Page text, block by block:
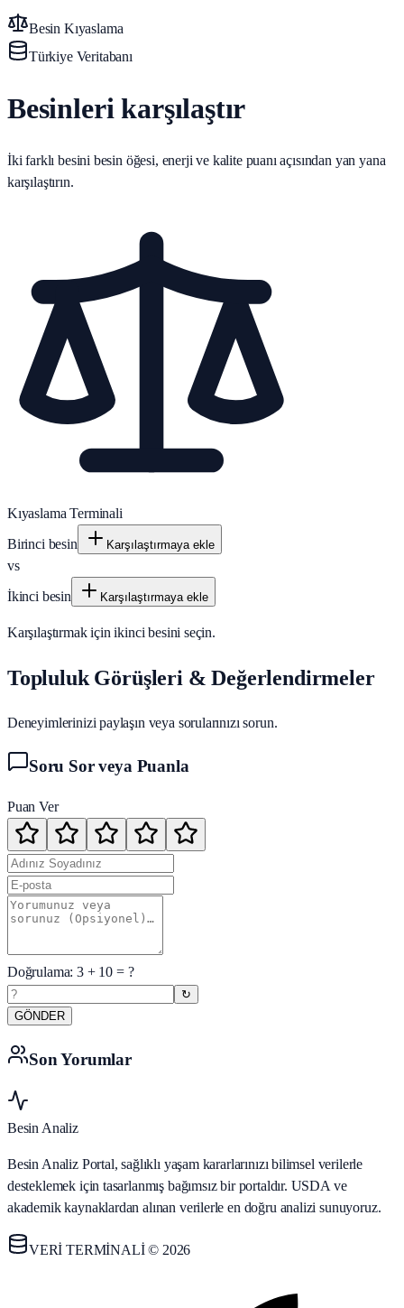
Besin Kıyaslama
Türkiye Veritabanı
Besinleri karşılaştır
İki farklı besini besin öğesi, enerji ve kalite puanı açısından yan yana
karşılaştırın.
Kıyaslama Terminali
Birinci besin
Karşılaştırmaya ekle
vs
İkinci besin
Karşılaştırmaya ekle
Karşılaştırmak için ikinci besini seçin.
Topluluk Görüşleri & Değerlendirmeler
Deneyimlerinizi paylaşın veya sorularınızı sorun.
Soru Sor veya Puanla
Puan Ver
Doğrulama:3+ 10 = ?
↻
GÖNDER
Son Yorumlar
Besin Analiz
Besin Analiz Portal, sağlıklı yaşam kararlarınızı bilimsel verilerle
desteklemek için tasarlanmış bağımsız bir portaldır. USDA ve
akademik kaynaklardan alınan verilerle en doğru analizi sunuyoruz.
VERİ TERMİNALİ © 2026